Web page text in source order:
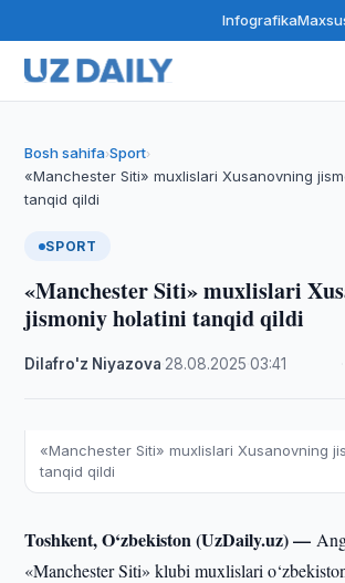
Infografika
Bosh sahifa›Sport›
«Manchester Siti» muxlislari Xusanovning
tanqid qildi
SPORT
«Manchester Siti» muxlislari
jismoniy holatini tanqid qildi
Dilafro'z Niyazova 28.08.2025 ·03:41
«Manchester Siti» muxlislari Xusanovning
tanqid qildi
Toshkent, O‘zbekiston (UzDaily.uz) —
«Manchester Siti» klubi muxlislari